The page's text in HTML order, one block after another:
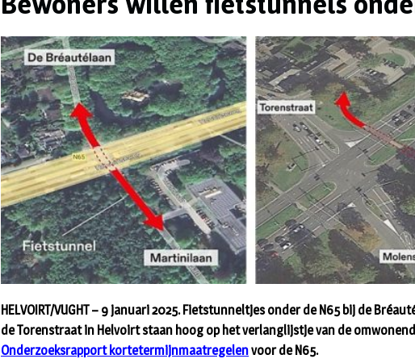
HELVOIRT/VUGHT – 9 januari 2025. Fietstunneltjes onder de N65 bij de
de Torenstraat in Helvoirt staan hoog op het verlanglijstje van de
Onderzoeksrapport kortetermijnmaatregelenvoor de N65.